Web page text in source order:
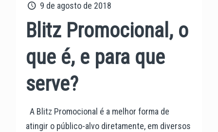
9 de agosto de 2018
Blitz Promocional, o
que é, e para que
serve?
A Blitz Promocional é a melhor forma de
atingir o público-alvo diretamente, em diversos